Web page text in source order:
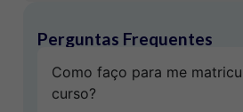
Perguntas Frequentes
Como faço para me
curso?